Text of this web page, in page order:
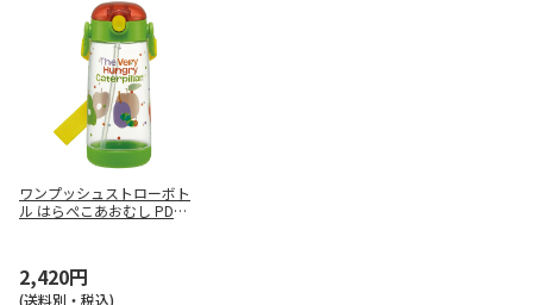
ワンプッシュストローボト
ル はらぺこあおむし PDSH
2,420円
(送料別・税込)